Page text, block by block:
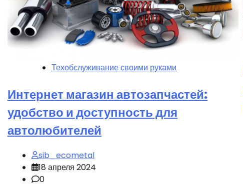
Техобслуживание своими руками
Интернет магазин автозапчастей:
удобство и доступность для
автолюбителей
sib_ecometal
18 апреля 2024
0